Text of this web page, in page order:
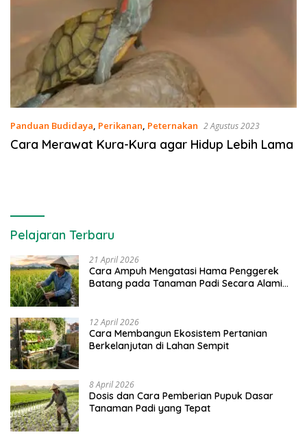
Panduan Budidaya, Perikanan, Peternakan 2 Agustus 2023
Cara Merawat Kura-Kura agar Hidup Lebih Lama
Pelajaran Terbaru
21 April 2026
Cara Ampuh Mengatasi Hama Penggerek
Batang pada Tanaman Padi Secara Alami
12 April 2026
Cara Membangun Ekosistem Pertanian
Berkelanjutan di Lahan Sempit
8 April 2026
Dosis dan Cara Pemberian Pupuk Dasar
Tanaman Padi yang Tepat